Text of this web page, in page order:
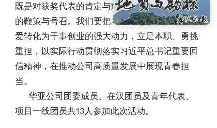
既是对获奖代表的肯定与鼓励，更是对广大青年
的鞭策与号召。我们要把习近平总书记的关怀厚
爱转化为干事创业的强大动力，立足本职、勇挑
重担，以实际行动贯彻落实习近平总书记重要回
信精神，在推动公司高质量发展中展现青春担
当。
华亚公司团委成员、在汉团员及青年代表、
项目一线团员共13人参加此次活动。